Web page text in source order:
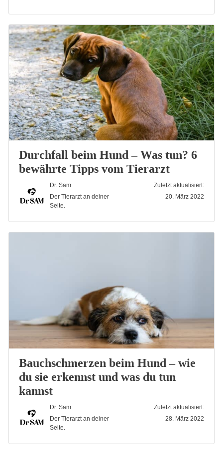
Durchfall beim Hund – Was tun? 6
bewährte Tipps vom Tierarzt
Dr. Sam
Der Tierarzt an deiner
Seite.
Zuletzt aktualisiert:
20. März 2022
Bauchschmerzen beim Hund – wie
du sie erkennst und was du tun
kannst
Dr. Sam
Der Tierarzt an deiner
Seite.
Zuletzt aktualisiert:
28. März 2022